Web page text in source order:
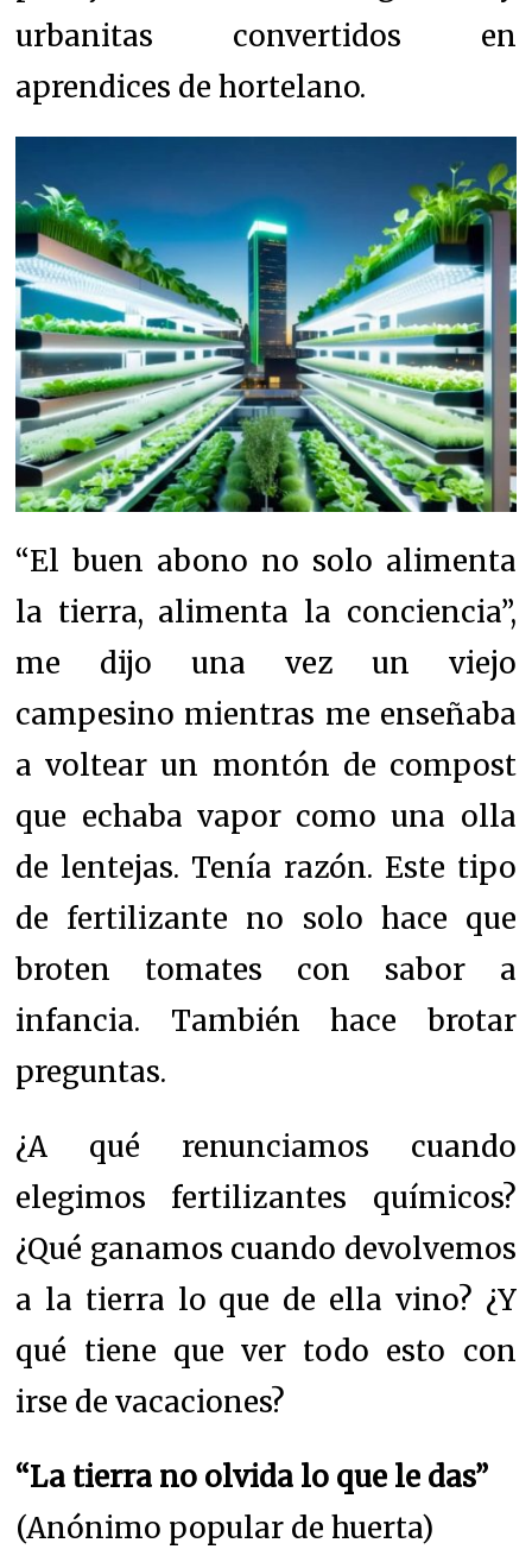
urbanitas convertidos en
aprendices de hortelano.
“El buen abono no solo alimenta
la tierra, alimenta la conciencia”,
me dijo una vez un viejo
campesino mientras me enseñaba
a voltear un montón de compost
que echaba vapor como una olla
de lentejas. Tenía razón. Este tipo
de fertilizante no solo hace que
broten tomates con sabor a
infancia. También hace brotar
preguntas.
¿A qué renunciamos cuando
elegimos fertilizantes químicos?
¿Qué ganamos cuando devolvemos
a la tierra lo que de ella vino? ¿Y
qué tiene que ver todo esto con
irse de vacaciones?
“La tierra no olvida lo que le das”
(Anónimo popular de huerta)